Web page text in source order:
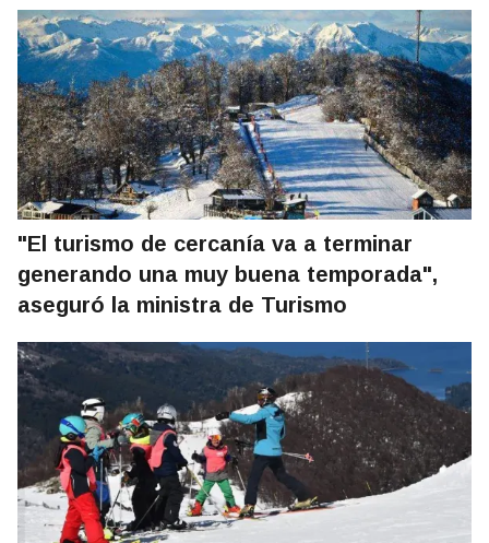
"El turismo de cercanía va a terminar
generando una muy buena temporada",
aseguró la ministra de Turismo